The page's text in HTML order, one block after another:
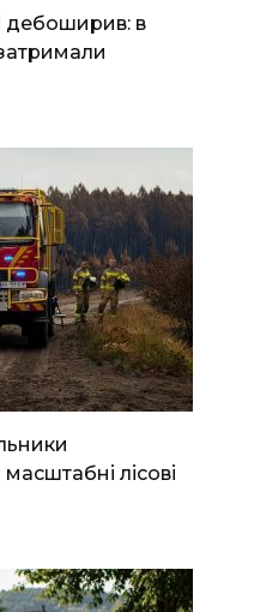
дебоширив: в
лісові